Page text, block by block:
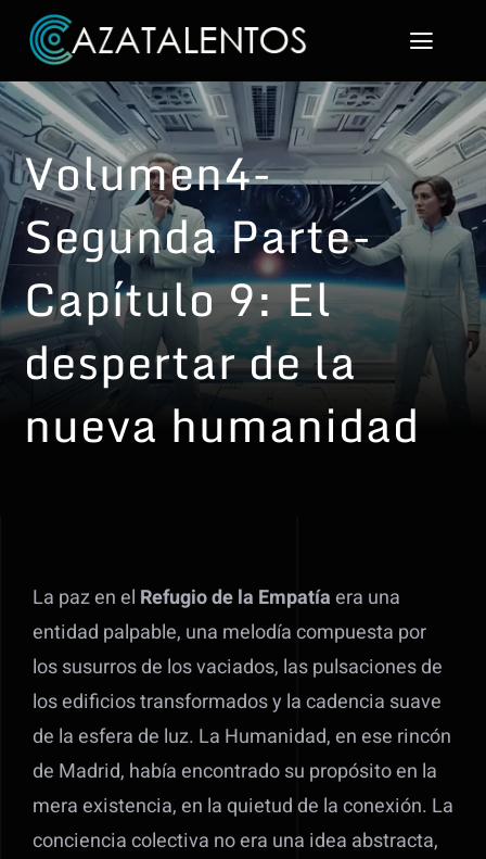
Skip
content
Inicio
La Saga
Los personajes
Galería de Imágenes
Contacto
Acceder
Volumen4-
Segunda Parte-
Capítulo 9: El
despertar de la
nueva humanidad
La paz en el Refugio de la Empatíaera una
entidad palpable, una melodía compuesta por
los susurros de los vaciados, las pulsaciones de
los edificios transformados y la cadencia suave
de la esfera de luz. La Humanidad, en ese rincón
de Madrid, había encontrado su propósito en la
mera existencia, en la quietud de la conexión. La
conciencia colectiva no era una idea abstracta,